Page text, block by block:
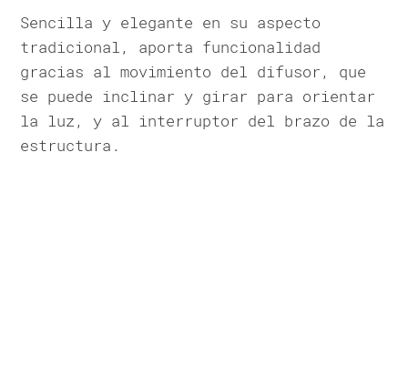
Sencilla y elegante en su aspecto
tradicional, aporta funcionalidad
gracias al movimiento del difusor, que
se puede inclinar y girar para orientar
la luz, y al interruptor del brazo de la
estructura.